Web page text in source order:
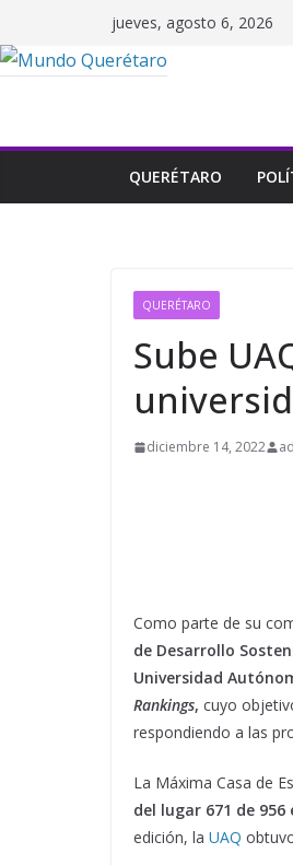
al
contenido
jueves, agosto 6, 2026
QUERÉTARO
QUERÉTARO
Sube
diciembre 14, 2022
Como parte de su
de Desarrollo
Universidad
Rankings, cuyo
respondiendo a las
La Máxima Casa de
del lugar 671 de
edición, la UAQ